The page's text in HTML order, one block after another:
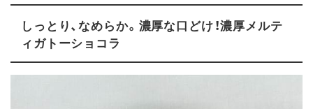
しっとり、なめらか。濃厚な口どけ！濃厚メルテ
ィガトーショコラ